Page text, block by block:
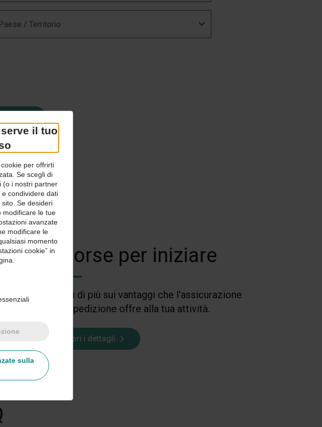
Risorse per iniziare
Scopri di più sui vantaggi che l'assicurazione
sulla spedizione offre alla tua attività.
Scopri i dettagli
il tuo
per offrirti
Se scegli di
(o i nostri partner
condividere dati
Se desideri
modificare le tue
avanzate
modificare le
momento
cookie” in
sulla